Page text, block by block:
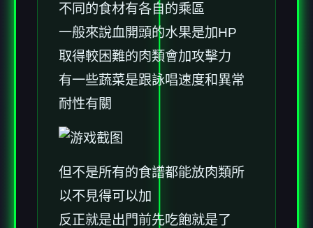
不同的食材有各自的乘區
一般來說血開頭的水果是加HP
取得較困難的肉類會加攻擊力
有一些蔬菜是跟詠唱速度和異常
耐性有關
但不是所有的食譜都能放肉類所
以不見得可以加
反正就是出門前先吃飽就是了